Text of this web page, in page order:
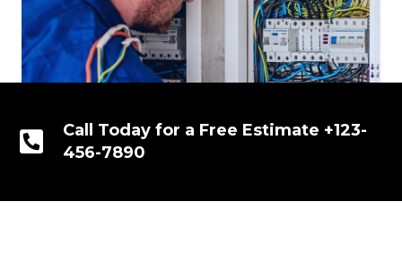
Call Today for a Free Estimate +123-
456-7890